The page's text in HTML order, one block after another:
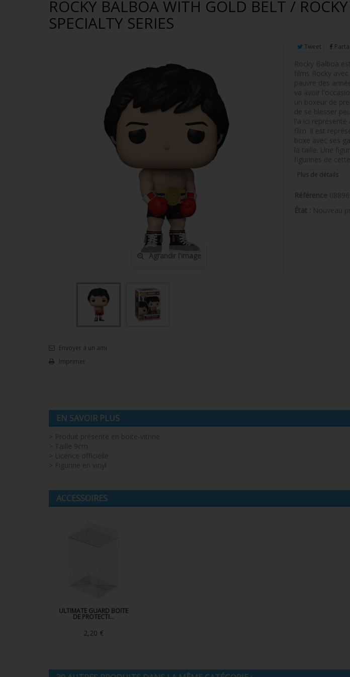
ROCKY BALBOA WITH GOLD BELT /
SPECIALTY SERIES
Agrandir l'image
Envoyer à un ami
Imprimer
Tweet
Rocky Balboa
films Rocky
pauvre des
va avoir
un boxeur de
de se blesser
l'a ici représenté
film. Il est
boxe avec ses
la taille. Une
figurines de
Plus de détails
Référence
État : Nouveau
EN SAVOIR PLUS
> Produit présenté en boite-vitrine
> Taille 9cm
> Licence officielle
> Figurine en vinyl
ACCESSOIRES
ULTIMATE GUARD BOITE
DE PROTECTI...
2,20 €